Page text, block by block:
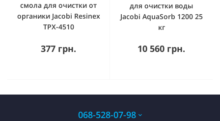
смола для очистки от
органики Jacobi Resinex
TPX-4510
377 грн.
для очистки воды
Jacobi AquaSorb 1200 25
кг
10 560 грн.
068-528-07-98